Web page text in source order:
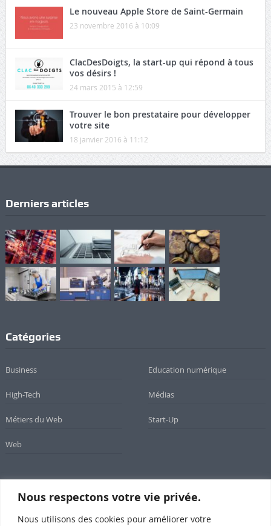
Nous respectons votre vie privée.
Nous utilisons des cookies pour améliorer votre
Le nouveau Apple Store de Saint-Germain
23 novembre 2016 à 10:09
ClacDesDoigts, la start-up qui répond à tous
vos désirs !
24 mars 2015 à 12:59
Trouver le bon prestataire pour développer
votre site
18 janvier 2016 à 11:12
Derniers articles
Catégories
Business Education numérique
High-Tech Médias
Métiers du Web Start-Up
Web
Newsletter